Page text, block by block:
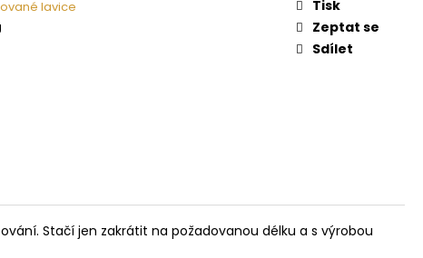
lavice
Tisk
Zeptat se
Sdílet
Stačí jen zakrátit na požadovanou délku a s výrobou
NA DŘEVO HARVIA